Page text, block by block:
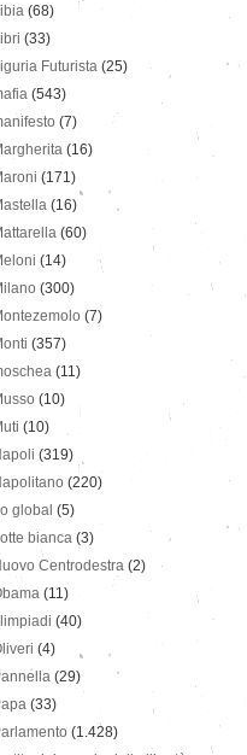
(68)
(33)
Futurista (25)
(543)
(7)
(16)
(171)
(16)
(60)
(14)
(300)
(7)
(357)
(11)
(10)
(10)
(319)
(220)
global (5)
bianca (3)
Centrodestra (2)
(11)
(40)
(4)
(29)
(33)
(1.428)